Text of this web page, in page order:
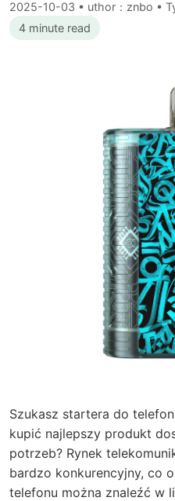
2025-10-03 • uthor：znbo •
4 minute read
Szukasz startera do
kupić najlepszy produkt
potrzeb? Rynek
bardzo konkurencyjny, co
telefonu można znaleźć w